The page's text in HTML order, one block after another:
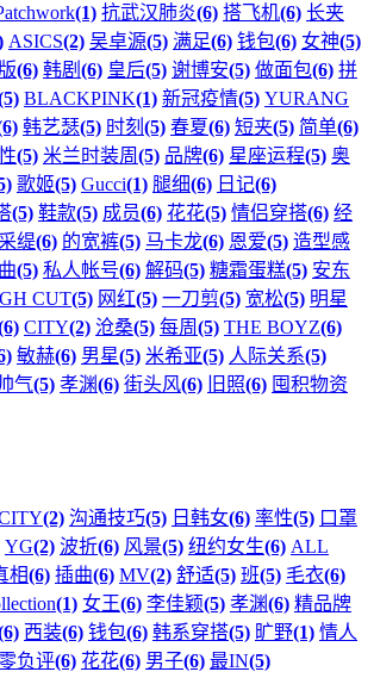
(1) 抗武汉肺炎(6) 搭飞机(6) 长夹
ASICS(2) 吴卓源(5) 满足(6) 钱包(6) 女神(5)
(6) 韩剧 (6) 皇后(5) 谢博安(5) 做面包(6) 拼
BLACKPINK(1) 新冠疫情(5) YURANG
韩艺瑟(5) 时刻 (5) 春夏(6) 短夹(5) 简单(6)
(5) 米兰时装周(5) 品牌(6) 星座运程(5) 奥
歌姬(5) Gucci(1) 腿细(6) 日记(6)
(5) 鞋款(5) 成员(6) 花花(5) 情侣穿搭(6) 经
缇(6) 的宽裤(5) 马卡龙(6) 恩爱(5) 造型感
(5) 私人帐号(6) 解码(5) 糖霜蛋糕(5) 安东
CUT(5) 网红(5) 一刀剪(5) 宽松(5) 明星
CITY(2) 沧桑(5) 每周(5) THE BOYZ(6)
敏赫(6) 男星(5) 米希亚(5) 人际关系(5)
气(5) 孝渊(6) 街头风(6) 旧照(6) 囤积物资
(2) 沟通技巧(5) 日韩女(6) 率性(5) 口罩
YG(2) 波折(6) 风景(5) 纽约女生(6) ALL
相(6) 插曲(6) MV(2) 舒适(5) 班(5) 毛衣(6)
(1) 女王(6) 李佳颖(5) 孝渊(6) 精品牌
西装(6) 钱包(6) 韩系穿搭(5) 旷野(1) 情人
负评(6) 花花(6) 男子(6) 最IN(5)